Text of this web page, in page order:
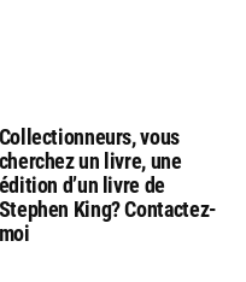
Collectionneurs, vous
cherchez un livre, une
édition d’un livre de
Stephen King? Contactez-
moi